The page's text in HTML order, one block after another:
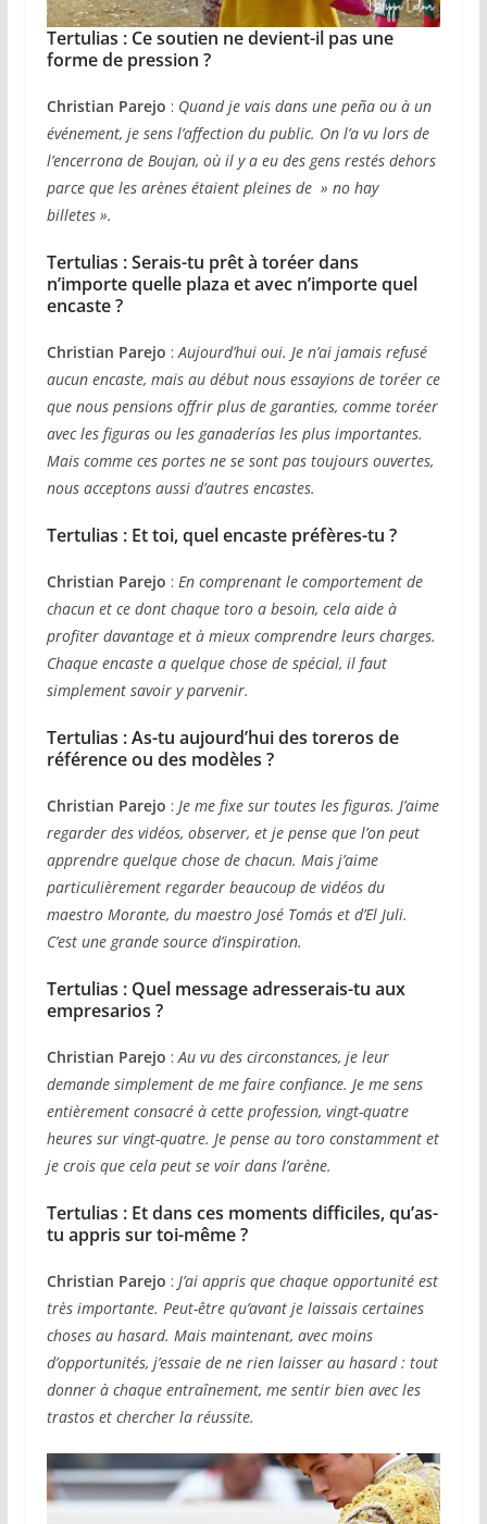
Tertulias : Ce soutien ne devient-il pas une
forme de pression ?
Christian Parejo : Quand je vais dans une peña ou à un
événement, je sens l’affection du public. On l’a vu lors de
l’encerrona de Boujan, où il y a eu des gens restés dehors
parce que les arènes étaient pleines de » no hay
billetes ».
Tertulias :Serais-tu prêt à toréer dans
n’importe quelle plaza et avec n’importe quel
encaste ?
Christian Parejo : Aujourd’hui oui. Je n’ai jamais refusé
aucun encaste, mais au début nous essayions de toréer ce
que nous pensions offrir plus de garanties, comme toréer
avec les figuras ou les ganaderías les plus importantes.
Mais comme ces portes ne se sont pas toujours ouvertes,
nous acceptons aussi d’autres encastes.
Tertulias : Et toi, quel encaste préfères-tu ?
Christian Parejo : En comprenant le comportement de
chacun et ce dont chaque toro a besoin, cela aide à
profiter davantage et à mieux comprendre leurs charges.
Chaque encaste a quelque chose de spécial, il faut
simplement savoir y parvenir.
Tertulias :As-tu aujourd’hui des toreros de
référence ou des modèles ?
Christian Parejo : Je me fixe sur toutes les figuras. J’aime
regarder des vidéos, observer, et je pense que l’on peut
apprendre quelque chose de chacun. Mais j’aime
particulièrement regarder beaucoup de vidéos du
maestro Morante, du maestro José Tomás et d’El Juli.
C’est une grande source d’inspiration.
Tertulias : Quel message adresserais-tu aux
empresarios ?
Christian Parejo : Au vu des circonstances, je leur
demande simplement de me faire confiance. Je me sens
entièrement consacré à cette profession, vingt-quatre
heures sur vingt-quatre. Je pense au toro constamment et
je crois que cela peut se voir dans l’arène.
Tertulias : Et dans ces moments difficiles, qu’as-
tu appris sur toi-même ?
Christian Parejo : J’ai appris que chaque opportunité est
très importante. Peut-être qu’avant je laissais certaines
choses au hasard. Mais maintenant, avec moins
d’opportunités, j’essaie de ne rien laisser au hasard : tout
donner à chaque entraînement, me sentir bien avec les
trastos et chercher la réussite.